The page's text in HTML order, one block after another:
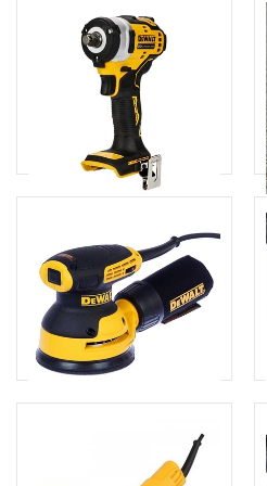
Máy vặn vít cầm tay 18V
Dewalt DCF809D2
3.500.000đ
Chọn sản phẩm
Dewalt DCF911N
2.400.000đ
Thêm giỏ hàng
2.150.000đ